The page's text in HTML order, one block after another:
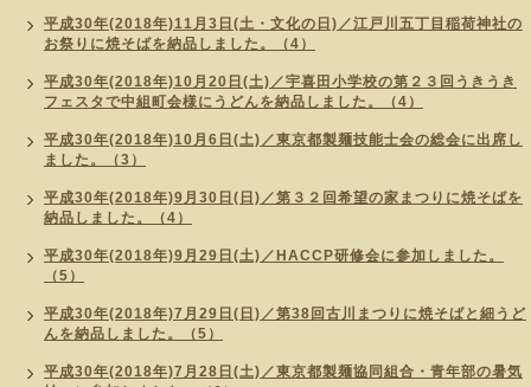
平成30年(2018年)11月3日(土・文化の日)／江戸川五丁目稲荷神社の
お祭りに焼そばを納品しました。（4）
平成30年(2018年)10月20日(土)／宇喜田小学校の第２３回うきうき
フェスタで中組町会様にうどんを納品しました。（4）
平成30年(2018年)10月6日(土)／東京都製麺技能士会の総会に出席し
ました。（3）
平成30年(2018年)9月30日(日)／第３２回希望の家まつりに焼そばを
納品しました。（4）
平成30年(2018年)9月29日(土)／HACCP研修会に参加しました。
（5）
平成30年(2018年)7月29日(日)／第38回古川まつりに焼そばと細うど
んを納品しました。（5）
平成30年(2018年)7月28日(土)／東京都製麺協同組合・青年部の暑気